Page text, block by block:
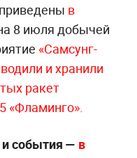
в
8 июля добычей
«Самсунг-
и хранили
ракет
«Фламинго».
и события — в